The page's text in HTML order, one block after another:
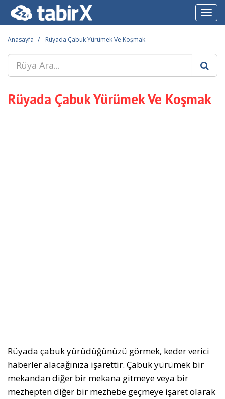
Anasayfa Rüyada Çabuk Yürümek Ve Koşmak
Rüyada Çabuk Yürümek Ve Koşmak
Rüyada çabuk yürüdüğünüzü görmek, keder verici
haberler alacağınıza işarettir. Çabuk yürümek bir
mekandan diğer bir mekana gitmeye veya bir
mezhepten diğer bir mezhebe geçmeye işaret olarak